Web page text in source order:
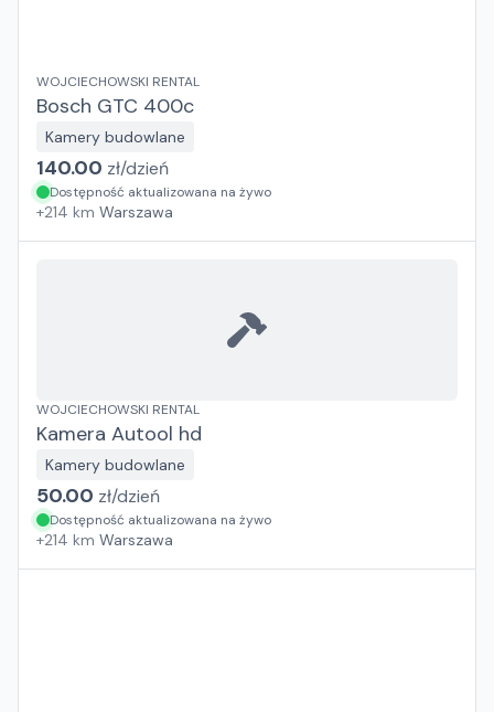
WOJCIECHOWSKI RENTAL
Bosch GTC 400c
Kamery budowlane
140.00 zł/dzień
Dostępność aktualizowana na żywo
+214 km Warszawa
WOJCIECHOWSKI RENTAL
Kamera Autool hd
Kamery budowlane
50.00 zł/dzień
Dostępność aktualizowana na żywo
+214 km Warszawa